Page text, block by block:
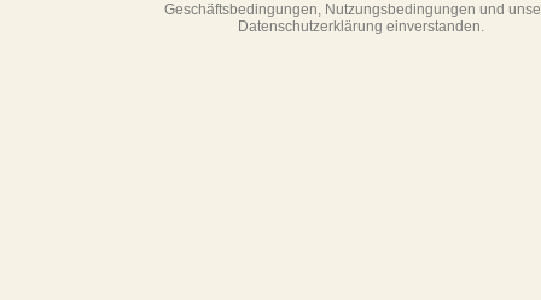
Geschäftsbedin­gungen, Nutzungsbedingungen und
Datenschutzerklärung einverstanden.